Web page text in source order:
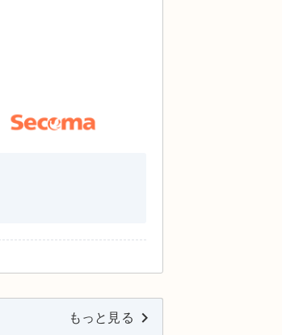
もっと見る keyboard_arrow_right